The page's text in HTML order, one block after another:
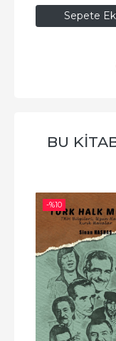
Sepete
BU
-%10